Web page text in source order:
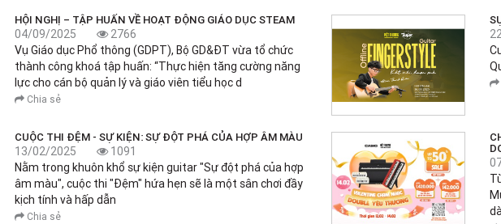
HỘI NGHỊ – TẬP HUẤN VỀ HOẠT ĐỘNG GIÁO DỤC STEAM
04/09/2025
2766
Vụ Giáo dục Phổ thông (GDPT), Bộ GD&ĐT vừa tổ chức
thành công khoá tập huấn: “Thực hiện tăng cường năng
lực cho cán bộ quản lý và giáo viên tiểu học d
Chia sẻ
CUỘC THI ĐỆM - SỰ KIỆN: SỰ ĐỘT PHÁ CỦA HỢP ÂM MÀU
13/02/2025
1091
Nằm trong khuôn khổ sự kiện guitar "Sự đột phá của hợp
âm màu", cuộc thi "Đệm" hứa hẹn sẽ là một sân chơi đầy
kịch tính và hấp dẫn
Chia sẻ